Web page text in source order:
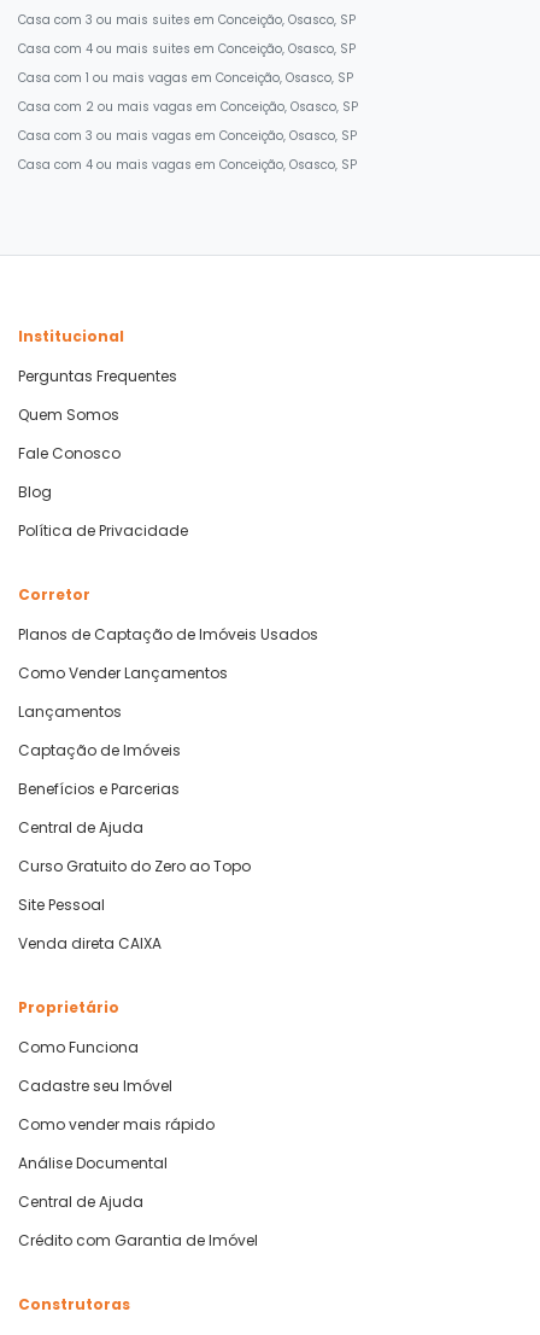
Casa com 3 ou mais suites em Conceição, Osasco, SP
Casa com 4 ou mais suites em Conceição, Osasco, SP
Casa com 1 ou mais vagas em Conceição, Osasco, SP
Casa com 2 ou mais vagas em Conceição, Osasco, SP
Casa com 3 ou mais vagas em Conceição, Osasco, SP
Casa com 4 ou mais vagas em Conceição, Osasco, SP
Institucional
Perguntas Frequentes
Quem Somos
Fale Conosco
Blog
Política de Privacidade
Corretor
Planos de Captação de Imóveis Usados
Como Vender Lançamentos
Lançamentos
Captação de Imóveis
Benefícios e Parcerias
Central de Ajuda
Curso Gratuito do Zero ao Topo
Site Pessoal
Venda direta CAIXA
Proprietário
Como Funciona
Cadastre seu Imóvel
Como vender mais rápido
Análise Documental
Central de Ajuda
Crédito com Garantia de Imóvel
Construtoras